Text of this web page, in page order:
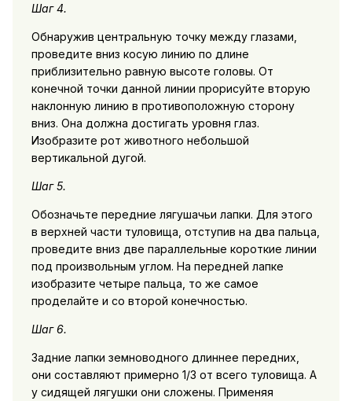
Шаг 4.
Обнаружив центральную точку между глазами,
проведите вниз косую линию по длине
приблизительно равную высоте головы. От
конечной точки данной линии прорисуйте вторую
наклонную линию в противоположную сторону
вниз. Она должна достигать уровня глаз.
Изобразите рот животного небольшой
вертикальной дугой.
Шаг 5.
Обозначьте передние лягушачьи лапки. Для этого
в верхней части туловища, отступив на два пальца,
проведите вниз две параллельные короткие линии
под произвольным углом. На передней лапке
изобразите четыре пальца, то же самое
проделайте и со второй конечностью.
Шаг 6.
Задние лапки земноводного длиннее передних,
они составляют примерно 1/3 от всего туловища. А
у сидящей лягушки они сложены. Применяя